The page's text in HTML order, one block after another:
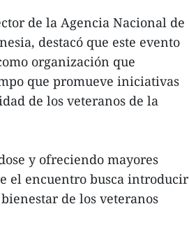
de la Agencia Nacional de
destacó que este evento
organización que
que promueve iniciativas
de los veteranos de la
y ofreciendo mayores
el encuentro busca introducir
de los veteranos